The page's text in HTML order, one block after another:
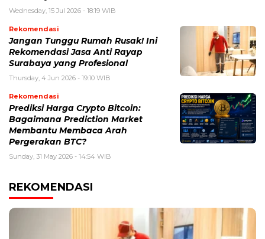
Wednesday, 15 Jul 2026 - 18:19 WIB
Rekomendasi
Jangan Tunggu Rumah Rusak! Ini
Rekomendasi Jasa Anti Rayap
Surabaya yang Profesional
Thursday, 4 Jun 2026 - 19:10 WIB
Rekomendasi
Prediksi Harga Crypto Bitcoin:
Bagaimana Prediction Market
Membantu Membaca Arah
Pergerakan BTC?
Sunday, 31 May 2026 - 14:54 WIB
REKOMENDASI